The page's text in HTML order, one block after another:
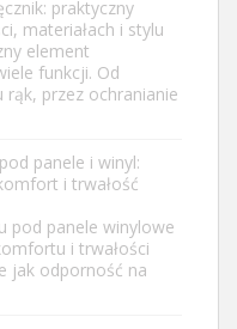
praktyczny
materiałach i stylu
element
funkcji. Od
rąk, przez ochranianie
panele i winyl:
i trwałość
pod panele winylowe
i trwałości
jak odporność na